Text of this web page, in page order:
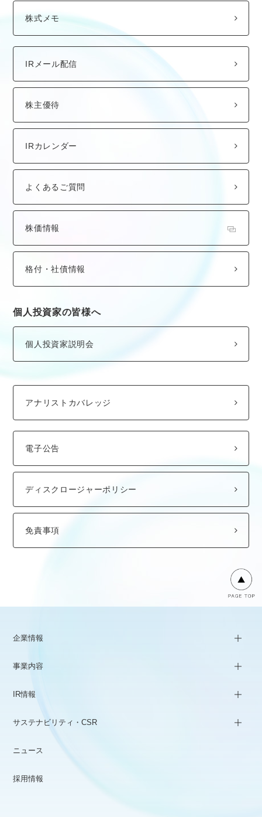
株式メモ
IRメール配信
株主優待
IRカレンダー
よくあるご質問
株価情報
格付・社債情報
個人投資家の皆様へ
個人投資家説明会
アナリストカバレッジ
電子公告
ディスクロージャーポリシー
免責事項
企業情報
事業内容
IR情報
サステナビリティ・CSR
ニュース
採用情報